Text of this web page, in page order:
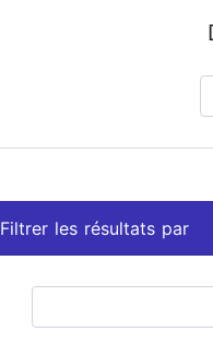
Filtrer les résultats par